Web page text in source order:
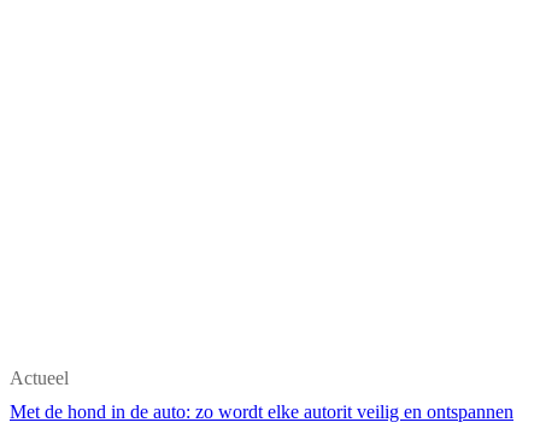
Actueel
Met de hond in de auto: zo wordt elke autorit veilig en ontspannen